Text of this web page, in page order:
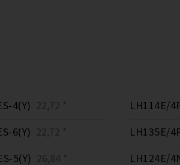
4(Y) 22,72 *
6(Y) 22,72 *
5(Y) 26,84 *
LH114E/
LH135E/
LH124E/